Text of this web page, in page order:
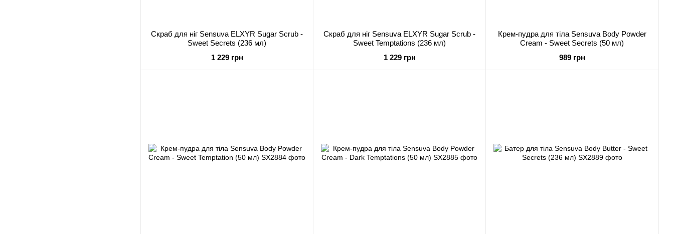
Скраб для ніг Sensuva ELXYR Sugar Scrub -
Sweet Secrets (236 мл)
1 229 грн
Скраб для ніг Sensuva ELXYR Sugar Scrub -
Sweet Temptations (236 мл)
1 229 грн
Крем-пудра для тіла Sensuva Body Powder
Cream - Sweet Secrets (50 мл)
989 грн